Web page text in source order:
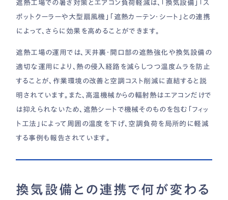
遮熱工場での暑さ対策とエアコン負荷軽減は、「換気設備」「ス
ポットクーラーや大型扇風機」「遮熱カーテン・シート」との連携
によって、さらに効果を高めることができます。
遮熱工場の運用では、天井裏・開口部の遮熱強化や換気設備の
適切な運用により、熱の侵入経路を減らしつつ温度ムラを防止
することが、作業環境の改善と空調コスト削減に直結すると説
明されています。また、高温機械からの輻射熱はエアコンだけで
は抑えられないため、遮熱シートで機械そのものを包む「フィッ
ト工法」によって周囲の温度を下げ、空調負荷を局所的に軽減
する事例も報告されています。
換気設備との連携で何が変わる